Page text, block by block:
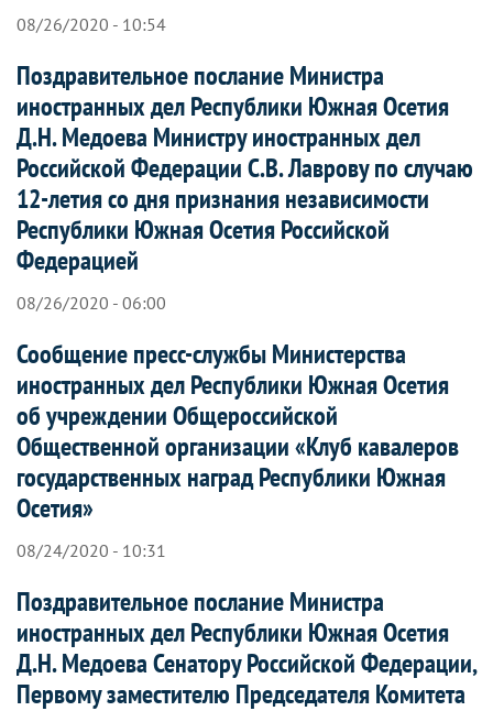
08/26/2020 - 10:54
Поздравительное послание Министра
иностранных дел Республики Южная Осетия
Д.Н. Медоева Министру иностранных дел
Российской Федерации С.В. Лаврову по случаю
12-летия со дня признания независимости
Республики Южная Осетия Российской
Федерацией
08/26/2020 - 06:00
Сообщение пресс-службы Министерства
иностранных дел Республики Южная Осетия
об учреждении Общероссийской
Общественной организации «Клуб кавалеров
государственных наград Республики Южная
Осетия»
08/24/2020 - 10:31
Поздравительное послание Министра
иностранных дел Республики Южная Осетия
Д.Н. Медоева Сенатору Российской Федерации,
Первому заместителю Председателя Комитета